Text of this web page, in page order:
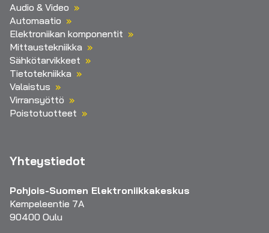
Audio & Video
Automaatio
Elektroniikan komponentit
Mittaustekniikka
Sähkötarvikkeet
Tietotekniikka
Valaistus
Virransyöttö
Poistotuotteet
Yhteystiedot
Pohjois-Suomen Elektroniikkakeskus
Kempeleentie 7A
90400 Oulu